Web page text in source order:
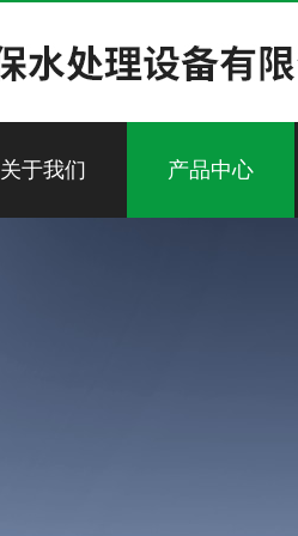
关于我们 产品中心